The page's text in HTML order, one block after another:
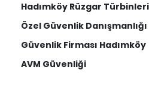
Hadımköy Rüzgar Türbinleri
Özel Güvenlik Danışmanlığı
Güvenlik Firması Hadımköy
AVM Güvenliği